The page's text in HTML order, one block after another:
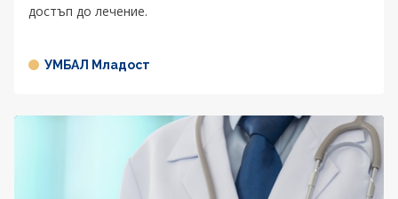
достъп до лечение.
УМБАЛ Младост